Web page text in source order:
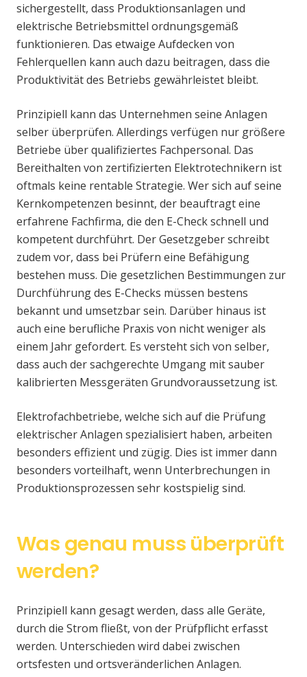
sichergestellt, dass Produktionsanlagen und
elektrische Betriebsmittel ordnungsgemäß
funktionieren. Das etwaige Aufdecken von
Fehlerquellen kann auch dazu beitragen, dass die
Produktivität des Betriebs gewährleistet bleibt.
Prinzipiell kann das Unternehmen seine Anlagen
selber überprüfen. Allerdings verfügen nur größere
Betriebe über qualifiziertes Fachpersonal. Das
Bereithalten von zertifizierten Elektrotechnikern ist
oftmals keine rentable Strategie. Wer sich auf seine
Kernkompetenzen besinnt, der beauftragt eine
erfahrene Fachfirma, die den E-Check schnell und
kompetent durchführt. Der Gesetzgeber schreibt
zudem vor, dass bei Prüfern eine Befähigung
bestehen muss. Die gesetzlichen Bestimmungen zur
Durchführung des E-Checks müssen bestens
bekannt und umsetzbar sein. Darüber hinaus ist
auch eine berufliche Praxis von nicht weniger als
einem Jahr gefordert. Es versteht sich von selber,
dass auch der sachgerechte Umgang mit sauber
kalibrierten Messgeräten Grundvoraussetzung ist.
Elektrofachbetriebe, welche sich auf die Prüfung
elektrischer Anlagen spezialisiert haben, arbeiten
besonders effizient und zügig. Dies ist immer dann
besonders vorteilhaft, wenn Unterbrechungen in
Produktionsprozessen sehr kostspielig sind.
Was genau muss überprüft
werden?
Prinzipiell kann gesagt werden, dass alle Geräte,
durch die Strom fließt, von der Prüfpflicht erfasst
werden. Unterschieden wird dabei zwischen
ortsfesten und ortsveränderlichen Anlagen.